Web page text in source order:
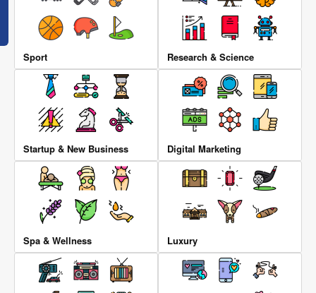
Sport Research & Science
Startup & New Business Digital Marketing
Spa & Wellness Luxury